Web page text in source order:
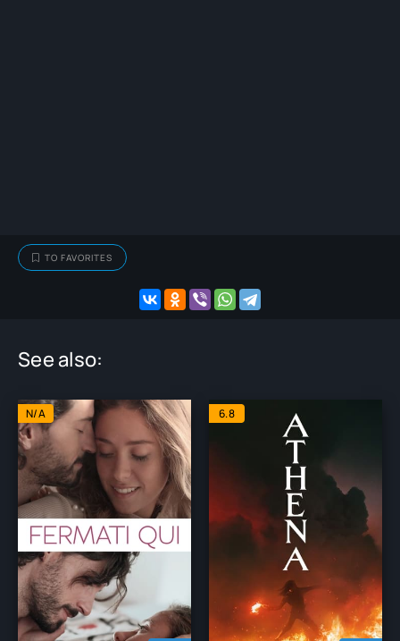
TO FAVORITES
See also:
N/A 6.8